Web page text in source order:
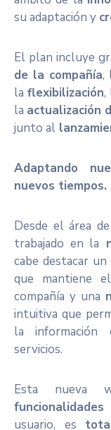
su adaptación y
El plan incluye
de la compañía,
la flexibilización,
la actualización
junto al
Adaptando
nuevos tiempos.
Desde el área de
trabajado en la
cabe destacar
que mantiene
compañía y una
intuitiva que
la información
servicios.
Esta nueva
funcionalidades
usuario, es